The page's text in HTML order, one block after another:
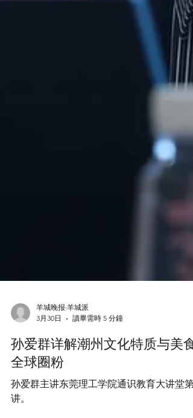
3月30日
讀畢需時 5 分鐘
孙爱群详解潮州文化特质与美食
全球圈粉